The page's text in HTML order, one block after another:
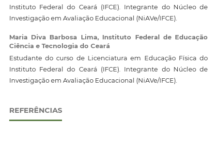
Instituto Federal do Ceará (IFCE). Integrante do Núcleo de
Investigação em Avaliação Educacional (NiAVe/IFCE).
Maria Diva Barbosa Lima, Instituto Federal de Educação
Ciência e Tecnologia do Ceará
Estudante do curso de Licenciatura em Educação Física do
Instituto Federal do Ceará (IFCE). Integrante do Núcleo de
Investigação em Avaliação Educacional (NiAVe/IFCE).
REFERÊNCIAS